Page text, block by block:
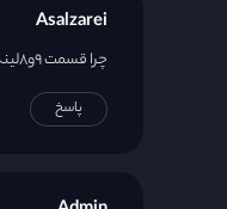
Asalzarei
چرا قسمت ۹و۸لینکاش خرابه ارور میده؟
پاسخ